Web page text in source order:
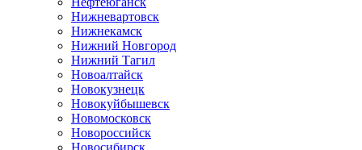
Нижневартовск
Нижнекамск
Нижний Новгород
Нижний Тагил
Новоалтайск
Новокузнецк
Новокуйбышевск
Новомосковск
Новороссийск
Новосибирск